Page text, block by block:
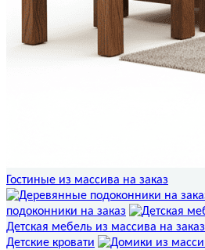
Гостиные из массива на заказ
подоконники на заказ
Детская мебель из массива на заказ
Детские кровати